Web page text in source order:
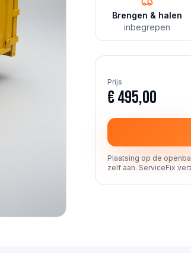
Brengen & halen
inbegrepen
Prijs
€ 495,00
Plaatsing op de
zelf aan. ServiceFix